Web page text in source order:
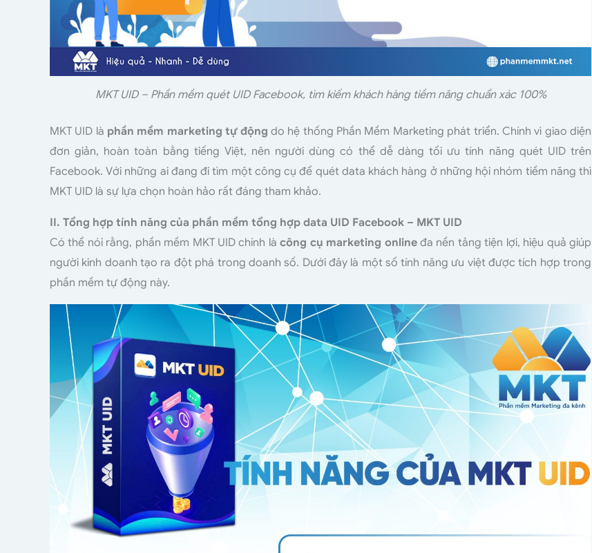
MKT UID – Phần mềm quét UID Facebook, tìm kiếm khách hàng tiềm năng chuẩn xác 100%
MKT UID là phần mềm marketing tự động do hệ thống Phần Mềm Marketing phát triển. Chính vì giao diện
đơn giản, hoàn toàn bằng tiếng Việt, nên người dùng có thể dễ dàng tối ưu tính năng quét UID trên
Facebook. Với những ai đang đi tìm một công cụ để quét data khách hàng ở những hội nhóm tiềm năng thì
MKT UID là sự lựa chọn hoàn hảo rất đáng tham khảo.
II. Tổng hợp tính năng của phần mềm tổng hợp data UID Facebook – MKT UID
Có thể nói rằng, phần mềm MKT UID chính làcông cụ marketing onlineđa nền tảng tiện lợi, hiệu quả giúp
người kinh doanh tạo ra đột phá trong doanh số. Dưới đây là một số tính năng ưu việt được tích hợp trong
phần mềm tự động này.